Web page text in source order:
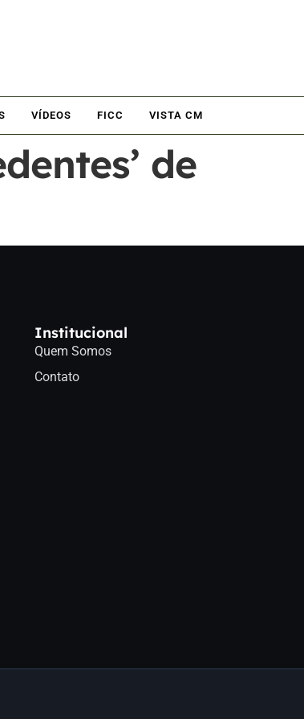
VÍDEOS FICC VISTA CM
de
Institucional
Quem Somos
Contato